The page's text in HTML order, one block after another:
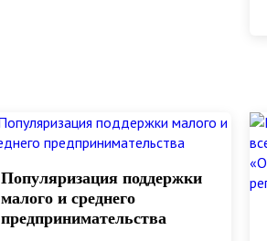
Популяризация поддержки
малого и среднего
предпринимательства